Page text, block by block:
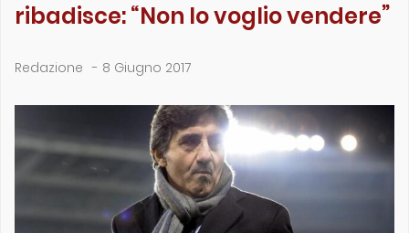
ribadisce: “Non lo voglio vendere”
Redazione - 8 Giugno 2017